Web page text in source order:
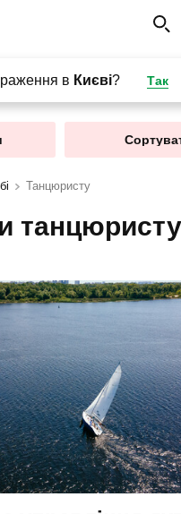
в Києві? Так
Танцюристу
танцюристу